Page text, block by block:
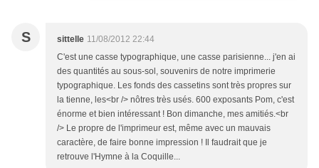
S sittelle 11/08/2012 22:44
C'est une casse typographique, une casse parisienne... j'en ai
des quantités au sous-sol, souvenirs de notre imprimerie
typographique. Les fonds des cassetins sont très propres sur
la tienne, les<br /> nôtres très usés. 600 exposants Pom, c'est
énorme et bien intéressant ! Bon dimanche, mes amitiés.<br
/> Le propre de l'imprimeur est, même avec un mauvais
caractère, de faire bonne impression ! Il faudrait que je
retrouve l'Hymne à la Coquille...